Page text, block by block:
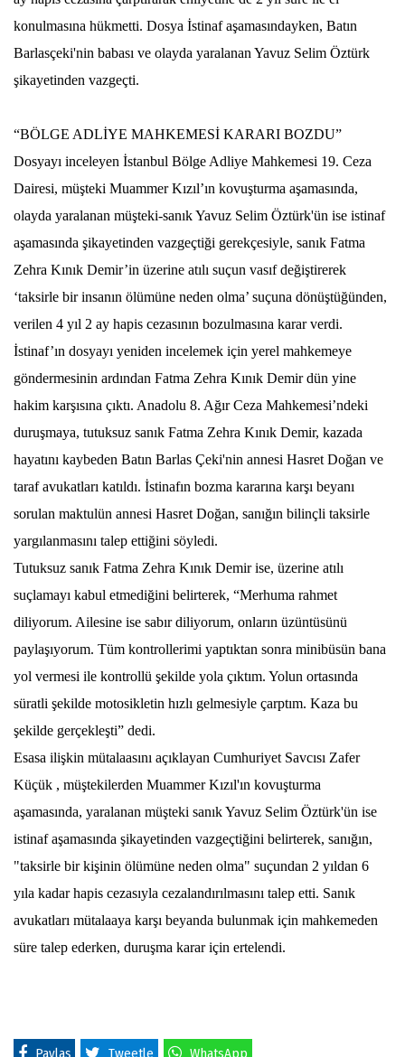
konulmasına hükmetti. Dosya İstinaf aşamasındayken, Batın
Barlasçeki'nin babası ve olayda yaralanan Yavuz Selim Öztürk
şikayetinden vazgeçti.
“BÖLGE ADLİYE MAHKEMESİ KARARI BOZDU”
Dosyayı inceleyen İstanbul Bölge Adliye Mahkemesi 19. Ceza
Dairesi, müşteki Muammer Kızıl’ın kovuşturma aşamasında,
olayda yaralanan müşteki-sanık Yavuz Selim Öztürk'ün ise istinaf
aşamasında şikayetinden vazgeçtiği gerekçesiyle, sanık Fatma
Zehra Kınık Demir’in üzerine atılı suçun vasıf değiştirerek
‘taksirle bir insanın ölümüne neden olma’ suçuna dönüştüğünden,
verilen 4 yıl 2 ay hapis cezasının bozulmasına karar verdi.
İstinaf’ın dosyayı yeniden incelemek için yerel mahkemeye
göndermesinin ardından Fatma Zehra Kınık Demir dün yine
hakim karşısına çıktı. Anadolu 8. Ağır Ceza Mahkemesi’ndeki
duruşmaya, tutuksuz sanık Fatma Zehra Kınık Demir, kazada
hayatını kaybeden Batın Barlas Çeki'nin annesi Hasret Doğan ve
taraf avukatları katıldı. İstinafın bozma kararına karşı beyanı
sorulan maktulün annesi Hasret Doğan, sanığın bilinçli taksirle
yargılanmasını talep ettiğini söyledi.
Tutuksuz sanık Fatma Zehra Kınık Demir ise, üzerine atılı
suçlamayı kabul etmediğini belirterek, “Merhuma rahmet
diliyorum. Ailesine ise sabır diliyorum, onların üzüntüsünü
paylaşıyorum. Tüm kontrollerimi yaptıktan sonra minibüsün bana
yol vermesi ile kontrollü şekilde yola çıktım. Yolun ortasında
süratli şekilde motosikletin hızlı gelmesiyle çarptım. Kaza bu
şekilde gerçekleşti” dedi.
Esasa ilişkin mütalaasını açıklayan Cumhuriyet Savcısı Zafer
Küçük , müştekilerden Muammer Kızıl'ın kovuşturma
aşamasında, yaralanan müşteki sanık Yavuz Selim Öztürk'ün ise
istinaf aşamasında şikayetinden vazgeçtiğini belirterek, sanığın,
"taksirle bir kişinin ölümüne neden olma" suçundan 2 yıldan 6
yıla kadar hapis cezasıyla cezalandırılmasını talep etti. Sanık
avukatları mütalaaya karşı beyanda bulunmak için mahkemeden
süre talep ederken, duruşma karar için ertelendi.
Paylaş Tweetle WhatsApp